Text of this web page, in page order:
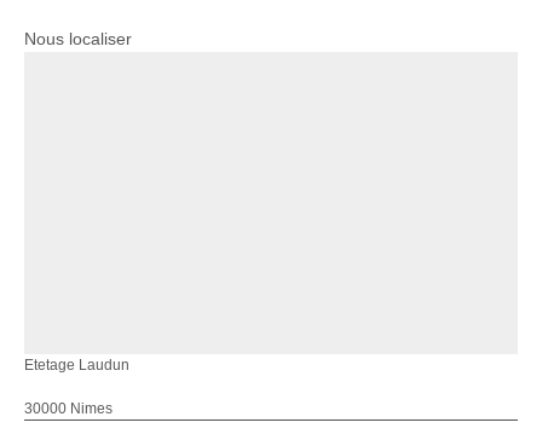
Nous localiser
Etetage Laudun
30000 Nimes